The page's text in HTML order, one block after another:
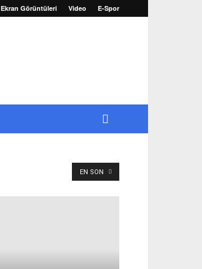
Ekran Görüntüleri Video E-Spor
EN SON